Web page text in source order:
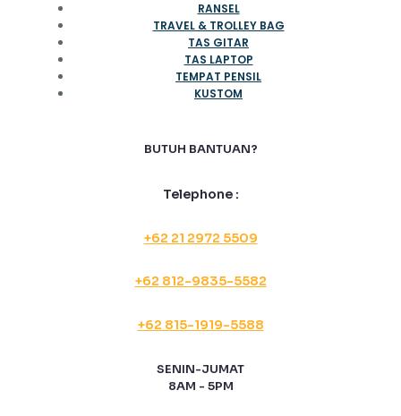
RANSEL
TRAVEL & TROLLEY BAG
TAS GITAR
TAS LAPTOP
TEMPAT PENSIL
KUSTOM
BUTUH BANTUAN?
Telephone :
+62 21 2972 5509
+62 812-9835-5582
+62 815-1919-5588
SENIN-JUMAT
8AM - 5PM